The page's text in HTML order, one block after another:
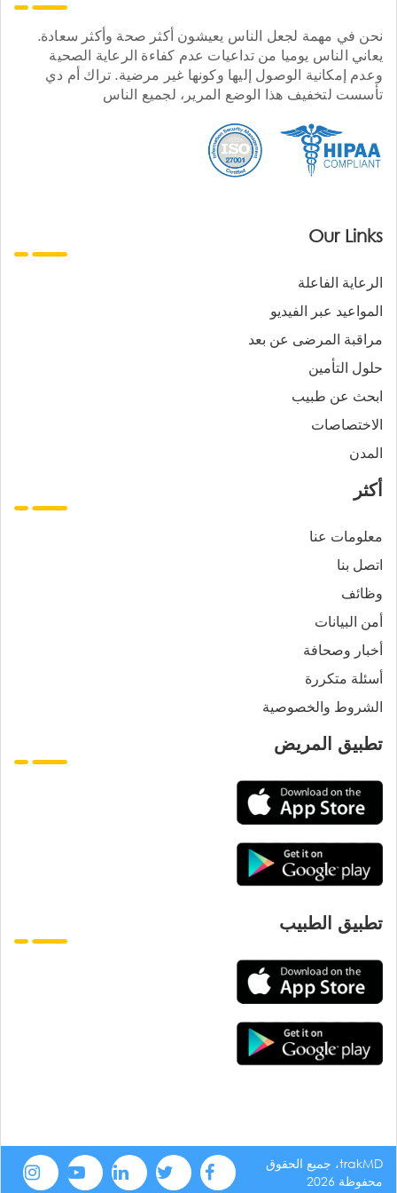
نحن في مهمة لجعل الناس يعيشون أكثر صحة وأكثر سعادة.
يعاني الناس يوميا من تداعيات عدم كفاءة الرعاية الصحية
وعدم إمكانية الوصول إليها وكونها غير مرضية. تراك أم دي
تأسست لتخفيف هذا الوضع المرير، لجميع الناس
Our Links
الرعاية الفاعلة
المواعيد عبر الفيديو
مراقبة المرضى عن بعد
حلول التأمين
ابحث عن طبيب
الاختصاصات
المدن
أكثر
معلومات عنا
اتصل بنا
وظائف
أمن البيانات
أخبار وصحافة
أسئلة متكررة
الشروط والخصوصية
تطبيق المريض
تطبيق الطبيب
trakMD، جميع الحقوق
محفوظة 2026